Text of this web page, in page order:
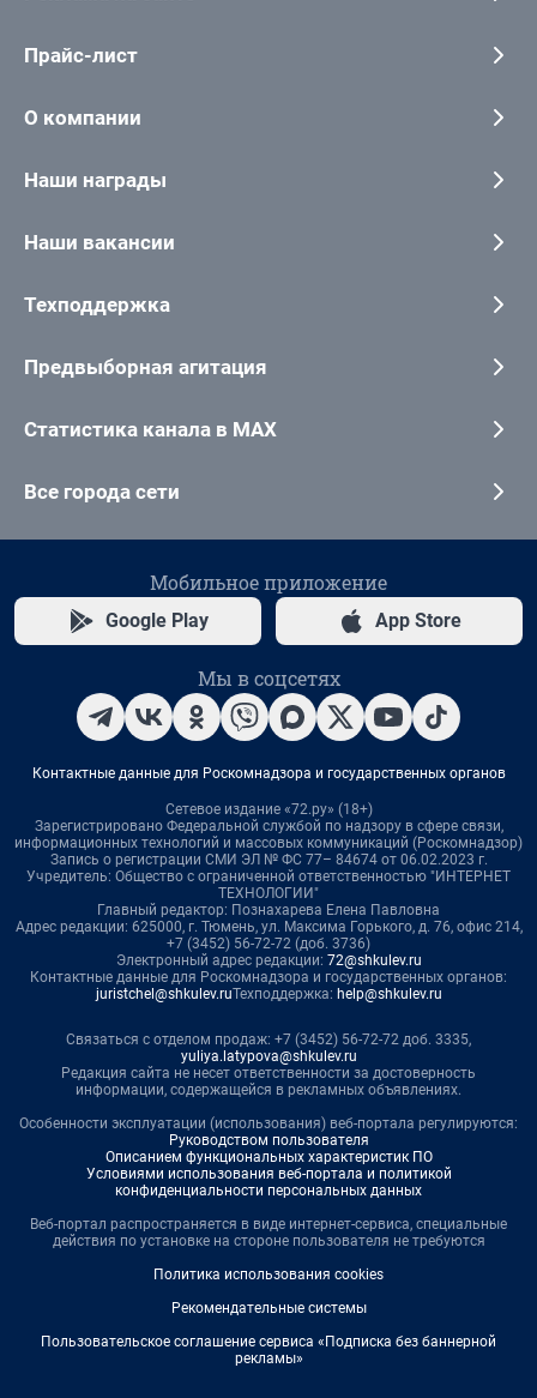
Прайс-лист
О компании
Наши награды
Наши вакансии
Техподдержка
Предвыборная агитация
Статистика канала в MAX
Все города сети
Мобильное приложение
Google Play App Store
Мы в соцсетях
Контактные данные для Роскомнадзора и государственных органов
Сетевое издание «72.ру» (18+)
Зарегистрировано Федеральной службой по надзору в сфере связи,
информационных технологий и массовых коммуникаций (Роскомнадзор)
Запись о регистрации СМИ ЭЛ № ФС 77– 84674 от 06.02.2023 г.
Учредитель: Общество с ограниченной ответственностью "ИНТЕРНЕТ
ТЕХНОЛОГИИ"
Главный редактор: Познахарева Елена Павловна
Адрес редакции: 625000, г. Тюмень, ул. Максима Горького, д. 76, офис 214,
+7 (3452) 56-72-72 (доб. 3736)
Электронный адрес редакции: 72@shkulev.ru
Контактные данные для Роскомнадзора и государственных органов:
juristchel@shkulev.ruТехподдержка: help@shkulev.ru
Связаться с отделом продаж: +7 (3452) 56-72-72 доб. 3335,
yuliya.latypova@shkulev.ru
Редакция сайта не несет ответственности за достоверность
информации, содержащейся в рекламных объявлениях.
Особенности эксплуатации (использования) веб-портала регулируются:
Руководством пользователя
Описанием функциональных характеристик ПО
Условиями использования веб-портала и политикой
конфиденциальности персональных данных
Веб-портал распространяется в виде интернет-сервиса, специальные
действия по установке на стороне пользователя не требуются
Политика использования cookies
Рекомендательные системы
Пользовательское соглашение сервиса «Подписка без баннерной
рекламы»